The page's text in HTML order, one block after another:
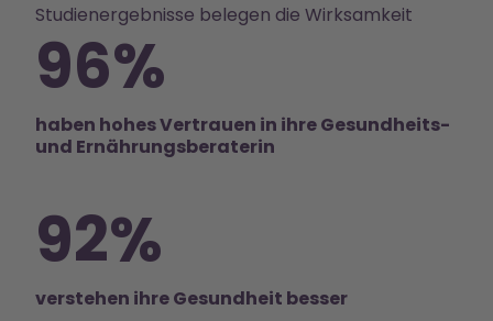
Studienergebnisse belegen die Wirksamkeit
96%
haben hohes Vertrauen in ihre Gesundheits-
und Ernährungsberaterin
92%
verstehen ihre Gesundheit besser